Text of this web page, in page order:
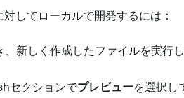
してローカルで開発するには：
新しく作成したファイルを実行し
セクションでプレビューを選択し